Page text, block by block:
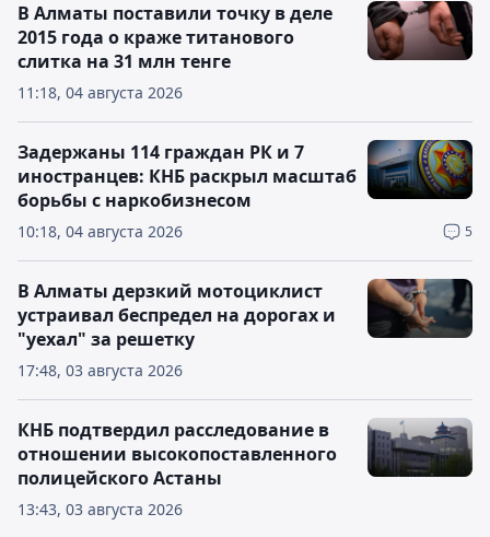
11:18, 04 августа 2026
В Алматы поставили точку в деле
2015 года о краже титанового
слитка на 31 млн тенге
10:18, 04 августа 2026 5
Задержаны 114 граждан РК и 7
иностранцев: КНБ раскрыл масштаб
борьбы с наркобизнесом
17:48, 03 августа 2026
В Алматы дерзкий мотоциклист
устраивал беспредел на дорогах и
"уехал" за решетку
13:43, 03 августа 2026
КНБ подтвердил расследование в
отношении высокопоставленного
полицейского Астаны